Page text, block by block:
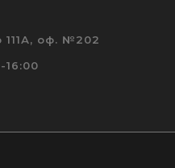
111А, оф. №202
16:00